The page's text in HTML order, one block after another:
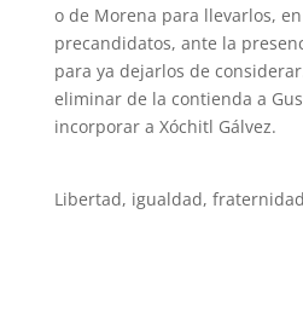
o de Morena para llevarlos,
precandidatos, ante la
para ya dejarlos de
eliminar de la contienda a
incorporar a Xóchitl Gálvez.
Libertad, igualdad,